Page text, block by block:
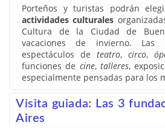
Porteños y turistas podrán
actividades culturales
Cultura de la Ciudad de
vacaciones de invierno. Las
espectáculos de teatro, circo,
funciones de cine, talleres,
especialmente pensadas para los
Visita guiada: Las 3
Aires